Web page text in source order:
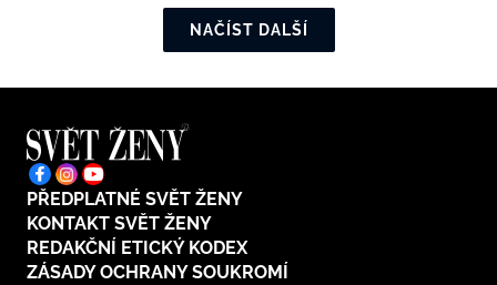
NAČÍST DALŠÍ
PŘEDPLATNÉ SVĚT ŽENY
KONTAKT SVĚT ŽENY
REDAKČNÍ ETICKÝ KODEX
ZÁSADY OCHRANY SOUKROMÍ